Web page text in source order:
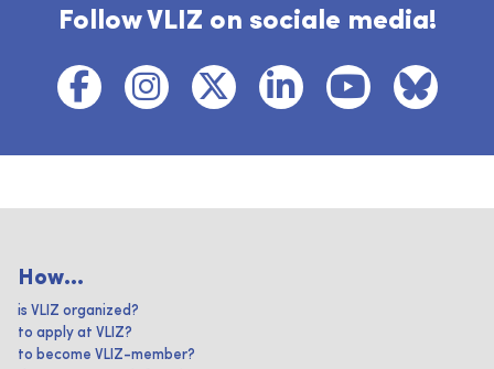
Follow VLIZ on sociale media!
How...
is VLIZ organized?
to apply at VLIZ?
to become VLIZ-member?